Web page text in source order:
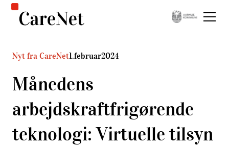
Nyt fra CareNet1.februar2024
Månedens
arbejdskraftfrigørende
teknologi: Virtuelle tilsyn